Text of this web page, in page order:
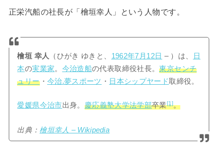
正栄汽船の社長が「檜垣幸人」という人物です。
檜垣 幸人 （ひがき ゆきと、 1962年7月12日 – ）は、
日
本の実業家。 今治造船の代表取締役社長。東京センチ
ュリー・ 今治.夢スポーツ ・ 日本シップヤード取締役。
愛媛県今治市出身。 慶応義塾大学法学部卒業[1]。
出典： 檜垣幸人 – Wikipedia